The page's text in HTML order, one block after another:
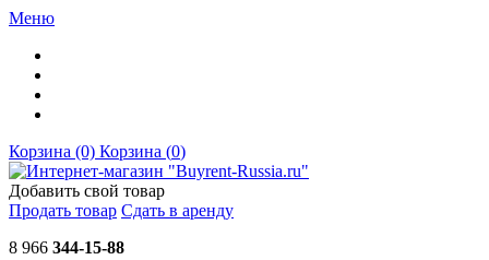
Меню
Корзина (0) Корзина (0)
Добавить свой товар
Продать товар Сдать в аренду
8 966 344-15-88